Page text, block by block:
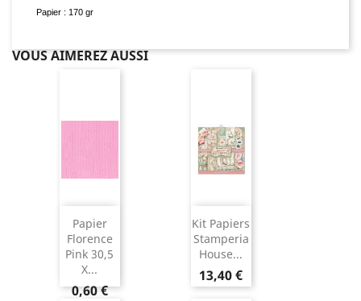
Papier : 170 gr
VOUS AIMEREZ AUSSI
Papier
Florence
Pink 30,5
X...
0,60 €
Kit Papiers
Stamperia
House...
13,40 €